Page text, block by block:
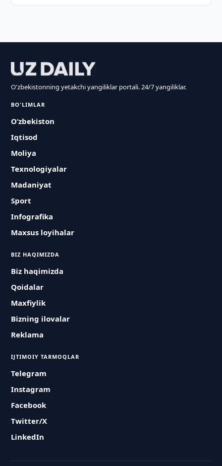
O'zbekistonning yetakchi yangiliklar portali. 24/7 yangiliklar.
BO'LIMLAR
O‘zbekiston
Iqtisod
Moliya
Texnologiyalar
Madaniyat
Sport
Infografika
Maxsus loyihalar
BIZ HAQIMIZDA
Biz haqimizda
Qoidalar
Maxfiylik
Bizning ilovalar
Reklama
IJTIMOIY TARMOQLAR
Telegram
Instagram
Facebook
Twitter/X
LinkedIn